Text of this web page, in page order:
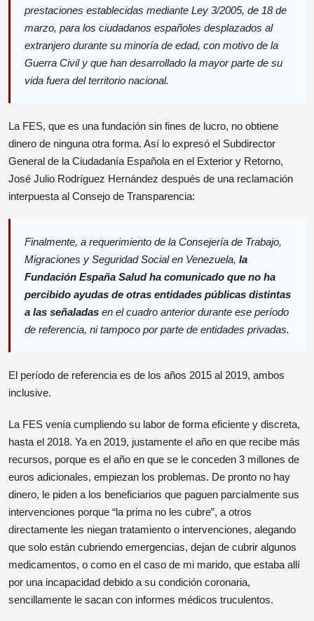
prestaciones establecidas mediante Ley 3/2005, de 18 de
marzo, para los ciudadanos españoles desplazados al
extranjero durante su minoría de edad, con motivo de la
Guerra Civil y que han desarrollado la mayor parte de su
vida fuera del territorio nacional.
La FES, que es una fundación sin fines de lucro, no obtiene
dinero de ninguna otra forma. Así lo expresó el Subdirector
General de la Ciudadanía Española en el Exterior y Retorno,
José Julio Rodríguez Hernández después de una reclamación
interpuesta al Consejo de Transparencia:
Finalmente, a requerimiento de la Consejería de Trabajo,
Migraciones y Seguridad Social en Venezuela, la
Fundación España Salud ha comunicado que no ha
percibido ayudas de otras entidades públicas distintas
a las señaladas en el cuadro anterior durante ese período
de referencia, ni tampoco por parte de entidades privadas.
El período de referencia es de los años 2015 al 2019, ambos
inclusive.
La FES venía cumpliendo su labor de forma eficiente y discreta,
hasta el 2018. Ya en 2019, justamente el año en que recibe más
recursos, porque es el año en que se le conceden 3 millones de
euros adicionales, empiezan los problemas. De pronto no hay
dinero, le piden a los beneficiarios que paguen parcialmente sus
intervenciones porque “la prima no les cubre”, a otros
directamente les niegan tratamiento o intervenciones, alegando
que solo están cubriendo emergencias, dejan de cubrir algunos
medicamentos, o como en el caso de mi marido, que estaba allí
por una incapacidad debido a su condición coronaria,
sencillamente le sacan con informes médicos truculentos.